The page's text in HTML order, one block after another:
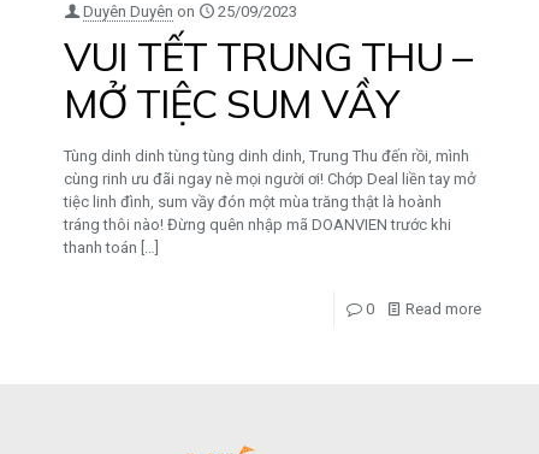
Duyên Duyên on 25/09/2023
VUI TẾT TRUNG THU –
MỞ TIỆC SUM VẦY
Tùng dinh dinh tùng tùng dinh dinh, Trung Thu đến rồi, mình
cùng rinh ưu đãi ngay nè mọi người ơi! Chớp Deal liền tay mở
tiệc linh đình, sum vầy đón một mùa trăng thật là hoành
tráng thôi nào! Đừng quên nhập mã DOANVIEN trước khi
thanh toán
0 Read more